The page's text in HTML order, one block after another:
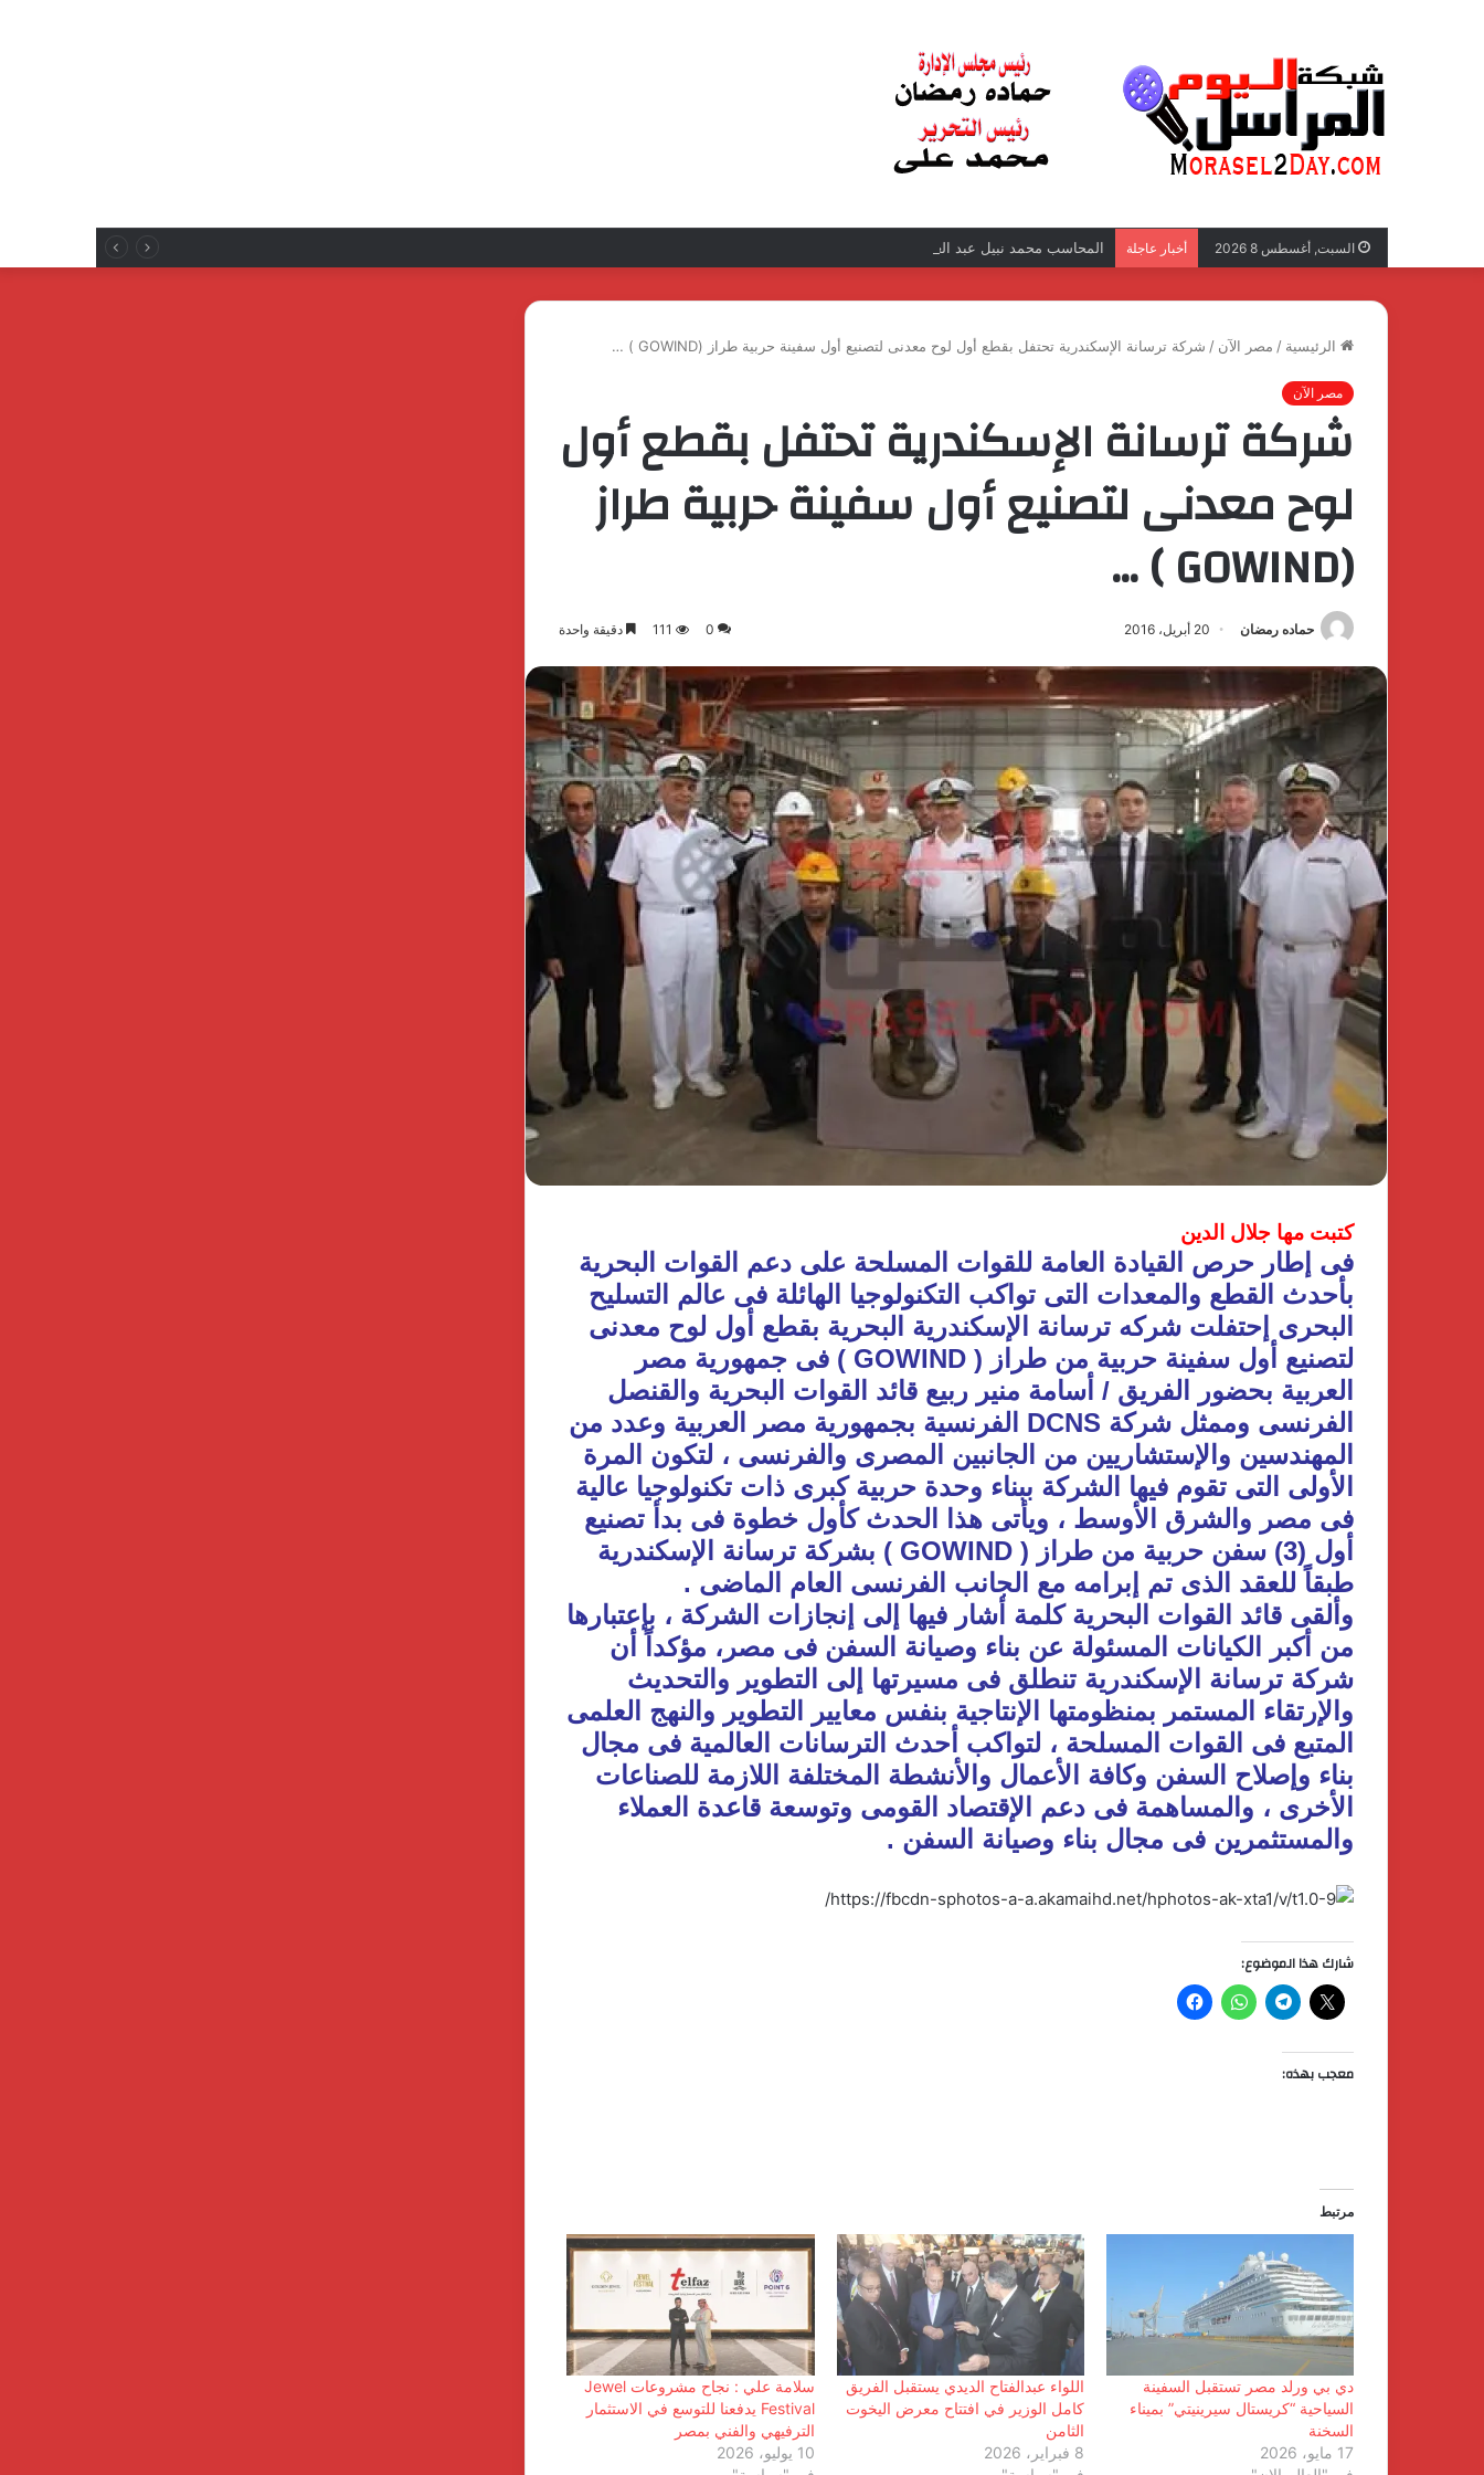
السبت, أغسطس 8 2026 أخبار عاجلة المحاسب محمد نبيل عبد الغفار فولي.. قيادة إدارية ناجحة على رأس فرع إيرادات طامية
الرئيسية / مصر الآن / شركة ترسانة الإسكندرية تحتفل بقطع أول لوح معدنى لتصنيع أول سفينة حربية طراز (GOWIND ) …
مصر الآن
شركة ترسانة الإسكندرية تحتفل بقطع أول
لوح معدنى لتصنيع أول سفينة حربية طراز
(GOWIND ) …
حماده رمضان 20 أبريل، 2016 0
111 دقيقة واحدة
كتبت مها جلال الدين
فى إطار حرص القيادة العامة للقوات المسلحة على دعم القوات البحرية
بأحدث القطع والمعدات التى تواكب التكنولوجيا الهائلة فى عالم التسليح
البحرى إحتفلت شركه ترسانة الإسكندرية البحرية بقطع أول لوح معدنى
لتصنيع أول سفينة حربية من طراز ( GOWIND ) فى جمهورية مصر
العربية بحضور الفريق / أسامة منير ربيع قائد القوات البحرية والقنصل
الفرنسى وممثل شركة DCNS الفرنسية بجمهورية مصر العربية وعدد من
المهندسين والإستشاريين من الجانبين المصرى والفرنسى ، لتكون المرة
الأولى التى تقوم فيها الشركة ببناء وحدة حربية كبرى ذات تكنولوجيا عالية
فى مصر والشرق الأوسط ، ويأتى هذا الحدث كأول خطوة فى بدأ تصنيع
أول (3) سفن حربية من طراز ( GOWIND ) بشركة ترسانة الإسكندرية
طبقاً للعقد الذى تم إبرامه مع الجانب الفرنسى العام الماضى .
وألقى قائد القوات البحرية كلمة أشار فيها إلى إنجازات الشركة ، بإعتبارها
من أكبر الكيانات المسئولة عن بناء وصيانة السفن فى مصر، مؤكداً أن
شركة ترسانة الإسكندرية تنطلق فى مسيرتها إلى التطوير والتحديث
والإرتقاء المستمر بمنظومتها الإنتاجية بنفس معايير التطوير والنهج العلمى
المتبع فى القوات المسلحة ، لتواكب أحدث الترسانات العالمية فى مجال
بناء وإصلاح السفن وكافة الأعمال والأنشطة المختلفة اللازمة للصناعات
الأخرى ، والمساهمة فى دعم الإقتصاد القومى وتوسعة قاعدة العملاء
والمستثمرين فى مجال بناء وصيانة السفن .
شارك هذا الموضوع:
معجب بهذه:
مرتبط
دي بي ورلد مصر تستقبل السفينة
السياحية “كريستال سيرينيتي” بميناء
السخنة
17 مايو، 2026
اللواء عبدالفتاح الديدي يستقبل الفريق
كامل الوزير في افتتاح معرض اليخوت
الثامن
8 فبراير، 2026
سلامة علي : نجاح مشروعات Jewel
Festival يدفعنا للتوسع في الاستثمار
الترفيهي والفني بمصر
10 يوليو، 2026
انطلاق شركة « ZEE Properties» بالسوق
العقاري المصري بمحفظة مشروعات
مستهدفة تتجاوز ٢٠ مليار جنيه
افتتاح المبنى الرئيسي لمستشفى الناس
باسم الراحل خميس عصفور